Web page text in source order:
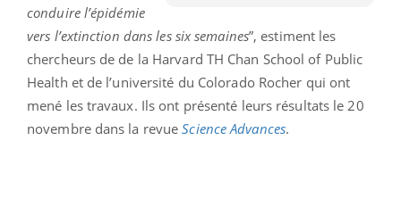
conduire l’épidémie
vers l’extinction dans les six semaines”, estiment les
chercheurs de de la Harvard TH Chan School of Public
Health et de l’université du Colorado Rocher qui ont
mené les travaux. Ils ont présenté leurs résultats le 20
novembre dans la revueScience Advances.